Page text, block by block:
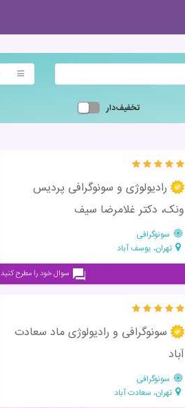
تخفیف‌دار
رادیولوژی و سونوگرافی پردیس
ونک، دکتر غلامرضا سیف
سونوگرافی
تهران، یوسف آباد
سوال خود را مطرح کنید
سونوگرافی و رادیولوژی ماد سعادت
آباد
سونوگرافی
تهران، سعادت آباد